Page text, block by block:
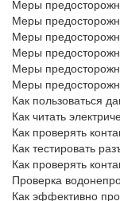
Меры
Меры
Меры
Меры
Меры
Меры
Как пользоваться
Как читать
Как проверять
Как тестировать
Как проверять
Проверка
Как эффективно